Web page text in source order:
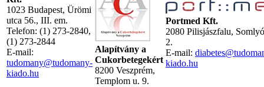
1023 Budapest, Ürömi
utca 56., III. em.
Telefon: (1) 273-2840,
(1) 273-2844
E-mail:
tudomany@tudomany-
kiado.hu
Alapítvány a
Cukorbetegekért
8200 Veszprém,
Templom u. 9.
Portmed Kft.
2080 Pilisjászfalu,
2.
E-mail:
kiado.hu